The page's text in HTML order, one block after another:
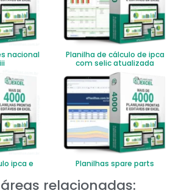
nacional
Planilha de cálculo de ipca
com selic atualizada
ipca e
Planilhas spare parts
relacionadas: